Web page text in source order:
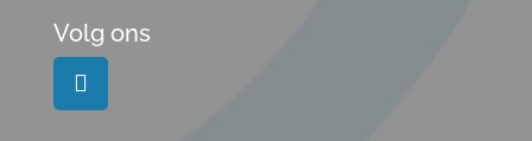
Volg ons